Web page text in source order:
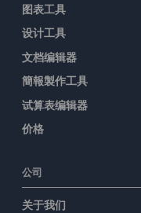
图表工具
设计工具
文档编辑器
簡報製作工具
试算表编辑器
价格
公司
关于我们